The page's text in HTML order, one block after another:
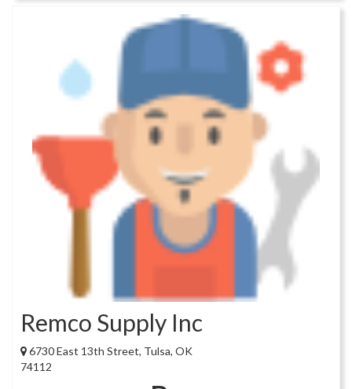
Remco Supply Inc
6730 East 13th Street, Tulsa, OK
74112